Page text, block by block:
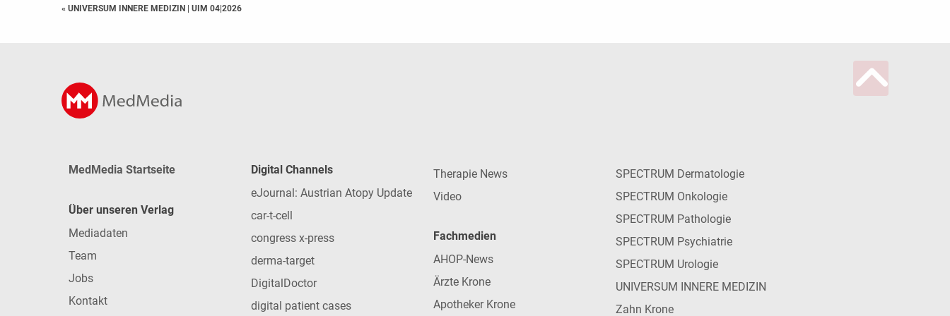
« UNIVERSUM INNERE MEDIZIN | UIM 04|2026
MedMedia Startseite
Über unseren Verlag
Mediadaten
Team
Jobs
Kontakt
Digital Channels
eJournal: Austrian Atopy Update
car-t-cell
congress x-press
derma-target
DigitalDoctor
digital patient cases
Therapie News
Video
Fachmedien
AHOP-News
Ärzte Krone
Apotheker Krone
SPECTRUM Dermatologie
SPECTRUM Onkologie
SPECTRUM Pathologie
SPECTRUM Psychiatrie
SPECTRUM Urologie
UNIVERSUM INNERE MEDIZIN
Zahn Krone